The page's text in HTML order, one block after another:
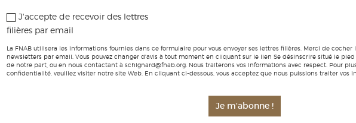
LIRE LA
22 23 24 25
J'accepte de recevoir des lettres
filières par email
La FNAB utilisera les informations fournies dans ce formulaire pour vous envoyer ses lettres filières. Merci de cocher
newsletters par email. Vous pouvez changer d'avis à tout moment en cliquant sur le lien Se désinscrire situé le
de notre part, ou en nous contactant à schignard@fnab.org. Nous traiterons vos informations avec respect. Pour
confidentialité, veuillez visiter notre site Web. En cliquant ci-dessous, vous acceptez que nous puissions traiter vos
Je m'abonne !